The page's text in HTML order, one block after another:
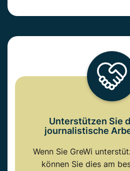
Unterstützen Sie
journalistische
Wenn Sie GreWi
können Sie dies am